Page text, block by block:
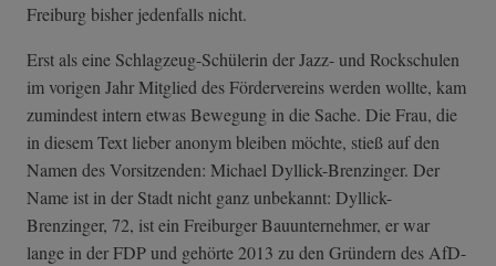
Freiburg bisher jedenfalls nicht.
Erst als eine Schlagzeug-Schülerin der Jazz- und Rockschulen
im vorigen Jahr Mitglied des Fördervereins werden wollte, kam
zumindest intern etwas Bewegung in die Sache. Die Frau, die
in diesem Text lieber anonym bleiben möchte, stieß auf den
Namen des Vorsitzenden: Michael Dyllick-Brenzinger. Der
Name ist in der Stadt nicht ganz unbekannt: Dyllick-
Brenzinger, 72, ist ein Freiburger Bauunternehmer, er war
lange in der FDP und gehörte 2013 zu den Gründern des AfD-